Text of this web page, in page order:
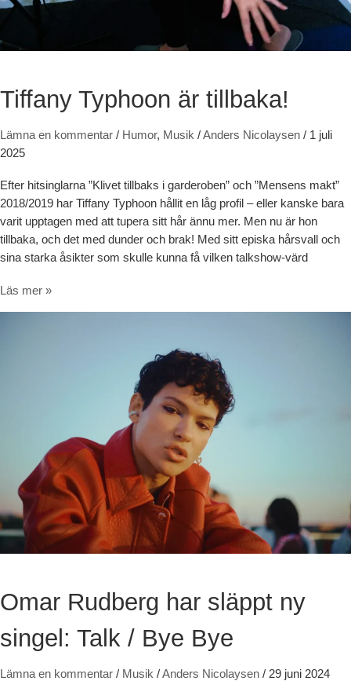
Tiffany Typhoon är tillbaka!
Lämna en kommentar / Humor, Musik /Anders Nicolaysen / 1 juli
2025
Efter hitsinglarna ”Klivet tillbaks i garderoben” och ”Mensens makt”
2018/2019 har Tiffany Typhoon hållit en låg profil – eller kanske bara
varit upptagen med att tupera sitt hår ännu mer. Men nu är hon
tillbaka, och det med dunder och brak! Med sitt episka hårsvall och
sina starka åsikter som skulle kunna få vilken talkshow-värd
Tiffany Typhoon är tillbaka!
Läs mer »
Omar Rudberg har släppt ny
singel: Talk / Bye Bye
Lämna en kommentar / Musik /Anders Nicolaysen / 29 juni 2024